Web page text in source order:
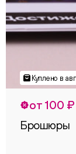
от 100 ₽
Брошюры